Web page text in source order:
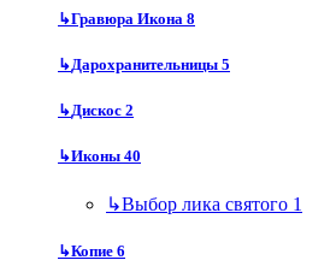
↳Гравюра Икона 8
↳Дарохранительницы 5
↳Дискос 2
↳Иконы 40
↳Выбор лика святого 1
↳Копие 6